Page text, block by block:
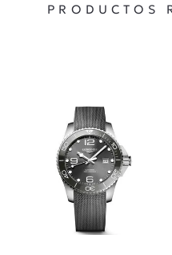
PRODUCTOS